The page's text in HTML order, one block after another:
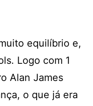
equilíbrio e,
Logo com 1
Alan James
o que já era